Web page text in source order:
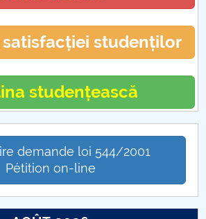
satisfacției studenților
studențească
demande loi 544/2001
Pétition on-line